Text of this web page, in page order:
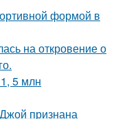
формой в
на откровение о
5 млн
признана